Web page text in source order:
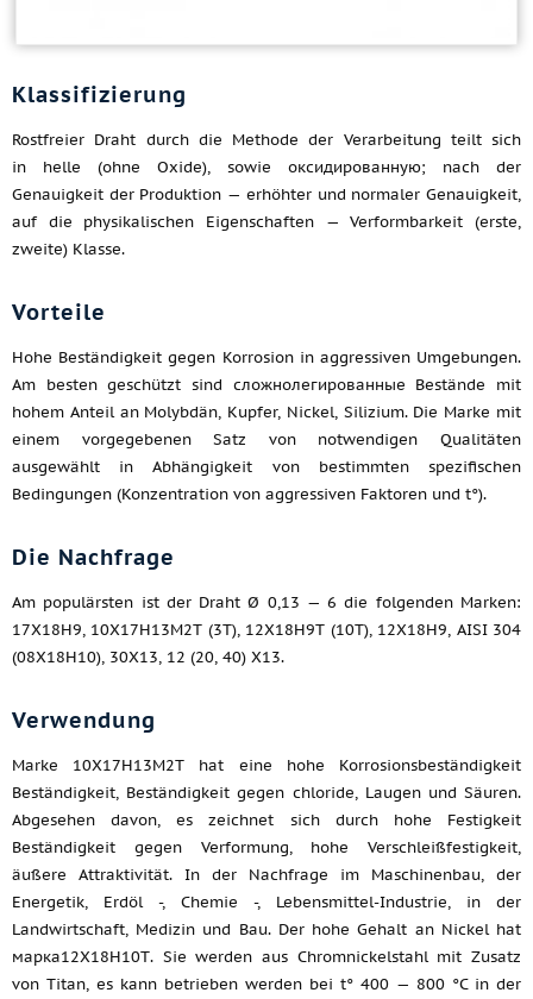
Klassifizierung
Rostfreier Draht durch die Methode der Verarbeitung teilt sich
in helle (ohne Oxide), sowie оксидированную; nach der
Genauigkeit der Produktion — erhöhter und normaler Genauigkeit,
auf die physikalischen Eigenschaften — Verformbarkeit (erste,
zweite) Klasse.
Vorteile
Hohe Beständigkeit gegen Korrosion in aggressiven Umgebungen.
Am besten geschützt sind сложнолегированные Bestände mit
hohem Anteil an Molybdän, Kupfer, Nickel, Silizium. Die Marke mit
einem vorgegebenen Satz von notwendigen Qualitäten
ausgewählt in Abhängigkeit von bestimmten spezifischen
Bedingungen (Konzentration von aggressiven Faktoren und t°).
Die Nachfrage
Am populärsten ist der Draht Ø 0,13 — 6 die folgenden Marken:
17Х18Н9, 10Х17Н13М2Т (3T), 12Х18Н9Т (10T), 12Х18Н9, AISI 304
(08Х18Н10), 30Х13, 12 (20, 40) X13.
Verwendung
Marke 10Х17Н13М2Т hat eine hohe Korrosionsbeständigkeit
Beständigkeit, Beständigkeit gegen chloride, Laugen und Säuren.
Abgesehen davon, es zeichnet sich durch hohe Festigkeit
Beständigkeit gegen Verformung, hohe Verschleißfestigkeit,
äußere Attraktivität. In der Nachfrage im Maschinenbau, der
Energetik, Erdöl -, Chemie -, Lebensmittel-Industrie, in der
Landwirtschaft, Medizin und Bau. Der hohe Gehalt an Nickel hat
марка12Х18Н10Т. Sie werden aus Chromnickelstahl mit Zusatz
von Titan, es kann betrieben werden bei t° 400 — 800 °C in der